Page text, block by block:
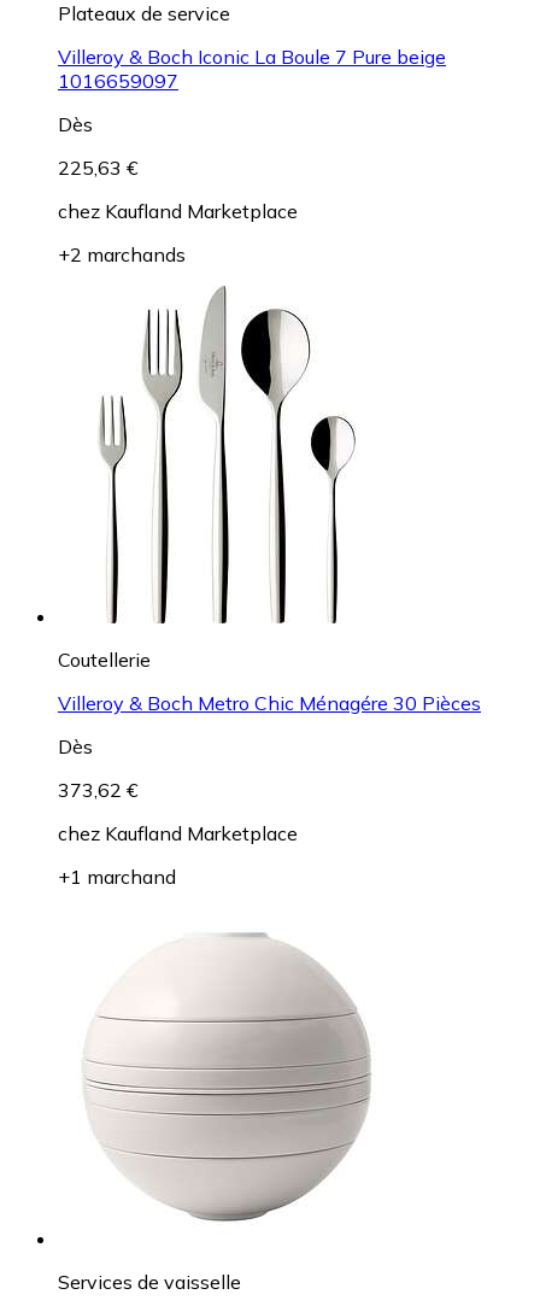
Plateaux de service
Villeroy & Boch Iconic La Boule 7 Pure beige
1016659097
Dès
225,63 €
chez Kaufland Marketplace
+2 marchands
Coutellerie
Villeroy & Boch Metro Chic Ménagére 30 Pièces
Dès
373,62 €
chez Kaufland Marketplace
+1 marchand
Services de vaisselle